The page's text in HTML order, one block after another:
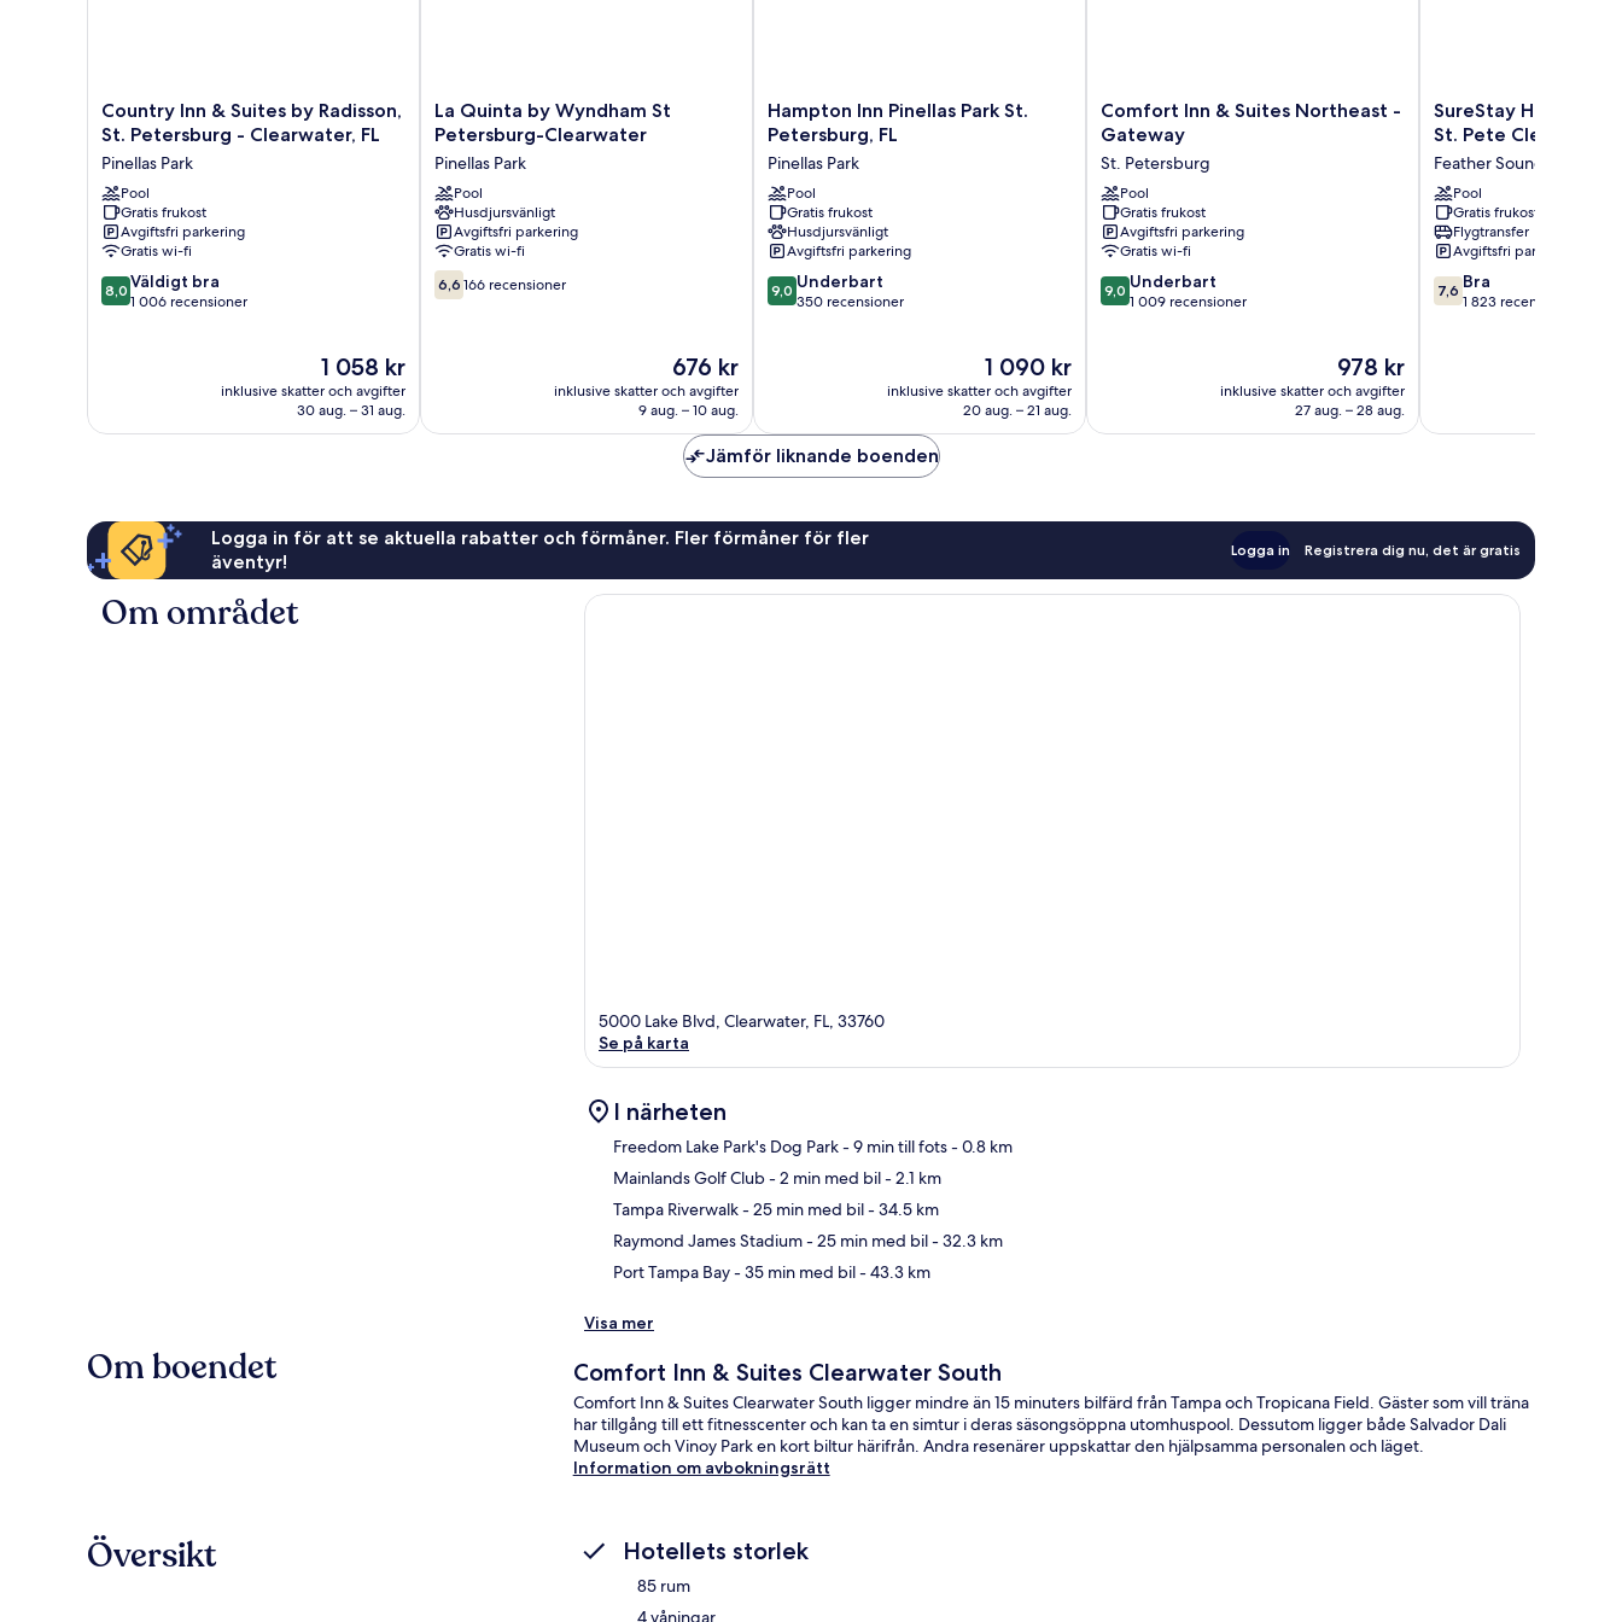
Country
Inn
Suites
by
Radisson,
St.
Petersburg
-
Clearwater,
Country Inn & Suites by Radisson,
St. Petersburg - Clearwater, FL
Pinellas Park
Pool
Gratis frukost
Avgiftsfri parkering
Gratis wi-fi
8.0
av
1 006 recensioner
8,0 Väldigt bra
1 006 recensioner
Priset
är
1 058 kr
1 058 kr
inklusive skatter och avgifter
30 aug. – 31 aug.
La
Quinta
Wyndham
St
Petersburg-
Clearwater
Pinellas
Park
La Quinta by Wyndham St
Petersburg-Clearwater
Pinellas Park
Pool
Husdjursvänligt
Avgiftsfri parkering
Gratis wi-fi
6.6
av
6,6 166 recensioner
Priset
är
676 kr
676 kr
inklusive skatter och avgifter
9 aug. – 10 aug.
Hampton
Inn
Park
St.
Petersburg,
FL
Pinellas
Park
Hampton Inn Pinellas Park St.
Petersburg, FL
Pinellas Park
Pool
Gratis frukost
Husdjursvänligt
Avgiftsfri parkering
9.0
av
9,0 Underbart
350 recensioner
Priset
är
1 090 kr
1 090 kr
inklusive skatter och avgifter
20 aug. – 21 aug.
Comfort
Inn
Suites
Northeast
-
Gateway
St.
Petersburg
Comfort Inn & Suites Northeast -
Gateway
St. Petersburg
Pool
Gratis frukost
Avgiftsfri parkering
Gratis wi-fi
9.0
av
9,0 Underbart
1 009 recensioner
Priset
är
978 kr
978 kr
inklusive skatter och avgifter
27 aug. – 28 aug.
SureStay
Hotel
Best
Western
St.
Pete
Clearwater
Airport
Feather
SureStay Hotel by
St. Pete Clearwater
Feather Sound
Pool
Gratis frukost
Flygtransfer
Avgiftsfri parkering
7.6
av
7,6 Bra
1 823 recensioner
Jämför liknande boenden
Logga in för att se aktuella rabatter och förmåner. Fler förmåner för fler
äventyr!
Logga in Registrera dig nu, det är gratis
Om området
5000 Lake Blvd, Clearwater, FL, 33760
Se på karta
I närheten
Freedom Lake Park's Dog Park- 9 min till fots- 0.8 km
Mainlands Golf Club- 2 min med bil- 2.1 km
Tampa Riverwalk- 25 min med bil- 34.5 km
Raymond James Stadium- 25 min med bil- 32.3 km
Port Tampa Bay- 35 min med bil- 43.3 km
Visa mer
Om boendet Comfort Inn & Suites Clearwater South
Comfort Inn & Suites Clearwater South ligger mindre än 15 minuters bilfärd från Tampa och Tropicana Field. Gäster som vill träna
har tillgång till ett fitnesscenter och kan ta en simtur i deras säsongsöppna utomhuspool. Dessutom ligger både Salvador Dali
Museum och Vinoy Park en kort biltur härifrån. Andra resenärer uppskattar den hjälpsamma personalen och läget.
Information om avbokningsrätt
Översikt Hotellets storlek
85 rum
4 våningar